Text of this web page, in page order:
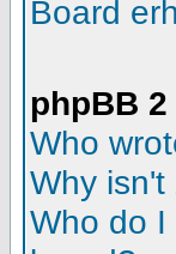
Board
phpBB
Who
Why
Who do